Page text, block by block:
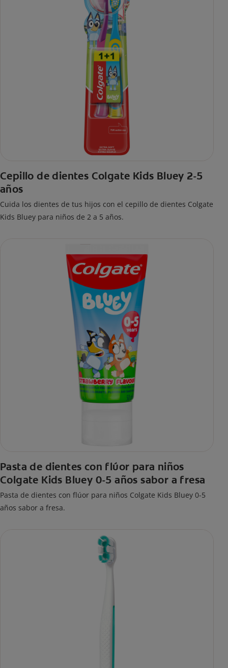
Cepillo de dientes Colgate Kids Bluey 2-5
años
Cuida los dientes de tus hijos con el cepillo de dientes Colgate
Kids Bluey para niños de 2 a 5 años.
Pasta de dientes con flúor para niños
Colgate Kids Bluey 0-5 años sabor a fresa
Pasta de dientes con flúor para niños Colgate Kids Bluey 0-5
años sabor a fresa.